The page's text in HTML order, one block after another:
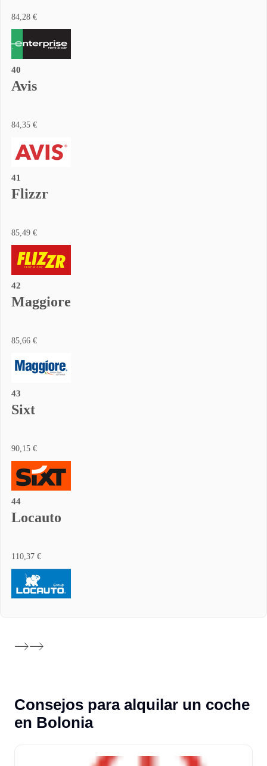
84,28 €
40
Avis
84,35 €
41
Flizzr
85,49 €
42
Maggiore
85,66 €
43
Sixt
90,15 €
44
Locauto
110,37 €
Consejos para alquilar un coche
en Bolonia